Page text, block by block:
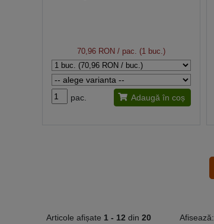
70,96 RON / pac. (1 buc.)
pac. Adaugă în coș
Articole afișate 1 - 12 din 20 Afisează: